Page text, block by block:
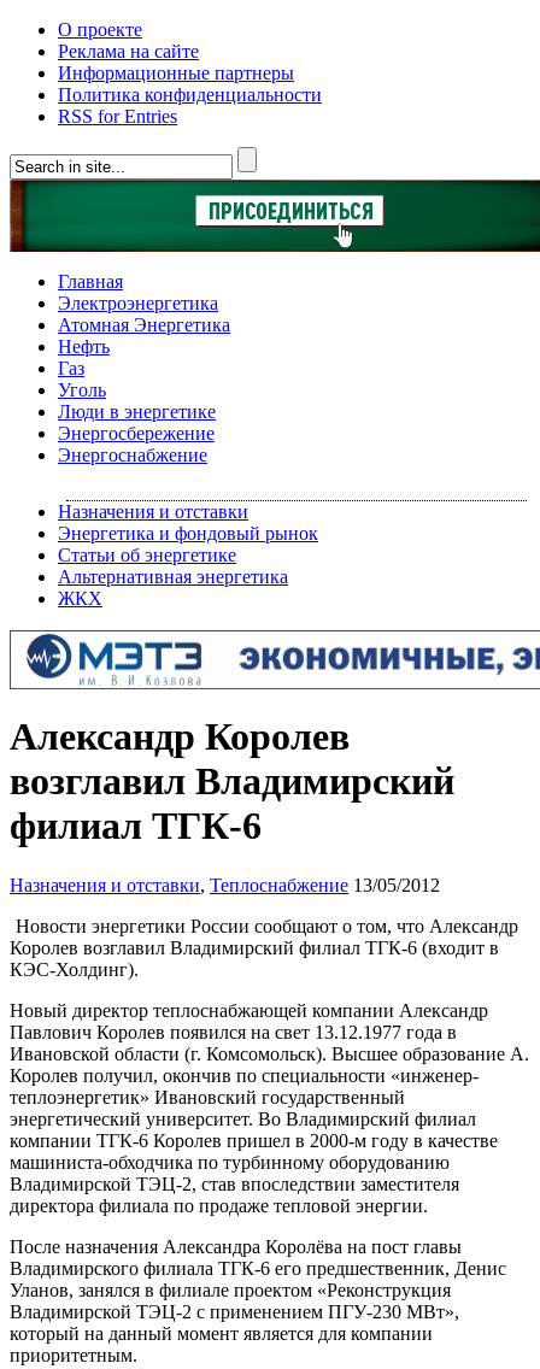
О проекте
Реклама на сайте
Информационные партнеры
Политика конфиденциальности
RSS for Entries
Главная
Электроэнергетика
Атомная Энергетика
Нефть
Газ
Уголь
Люди в энергетике
Энергосбережение
Энергоснабжение
Назначения и отставки
Энергетика и фондовый рынок
Статьи об энергетике
Альтернативная энергетика
ЖКХ
Александр Королев
возглавил Владимирский
филиал ТГК-6
Назначения и отставки, Теплоснабжение 13/05/2012
Новости энергетики России сообщают о том, что Александр
Королев возглавил Владимирский филиал ТГК-6 (входит в
КЭС-Холдинг).
Новый директор теплоснабжающей компании Александр
Павлович Королев появился на свет 13.12.1977 года в
Ивановской области (г. Комсомольск). Высшее образование А.
Королев получил, окончив по специальности «инженер-
теплоэнергетик» Ивановский государственный
энергетический университет. Во Владимирский филиал
компании ТГК-6 Королев пришел в 2000-м году в качестве
машиниста-обходчика по турбинному оборудованию
Владимирской ТЭЦ-2, став впоследствии заместителя
директора филиала по продаже тепловой энергии.
После назначения Александра Королёва на пост главы
Владимирского филиала ТГК-6 его предшественник, Денис
Уланов, занялся в филиале проектом «Реконструкция
Владимирской ТЭЦ-2 с применением ПГУ-230 МВт»,
который на данный момент является для компании
приоритетным.